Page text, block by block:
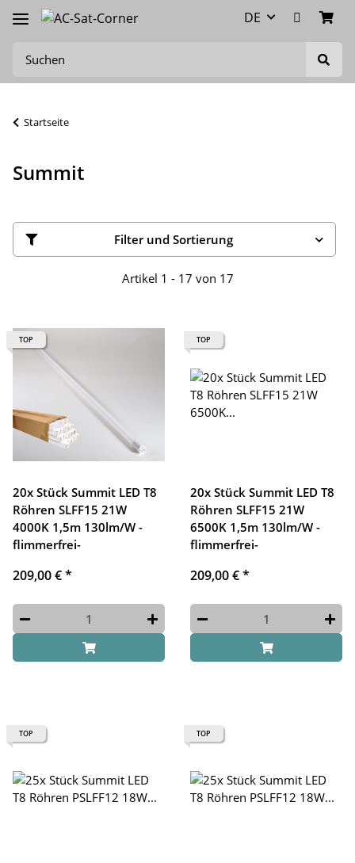
DE
Startseite
Summit
Filter und Sortierung
Artikel 1 - 17 von 17
TOP
20x Stück Summit LED T8
Röhren SLFF15 21W
4000K 1,5m 130lm/W -
flimmerfrei-
209,00 €*
TOP
20x Stück Summit LED T8
Röhren SLFF15 21W
6500K 1,5m 130lm/W -
flimmerfrei-
209,00 €*
TOP TOP